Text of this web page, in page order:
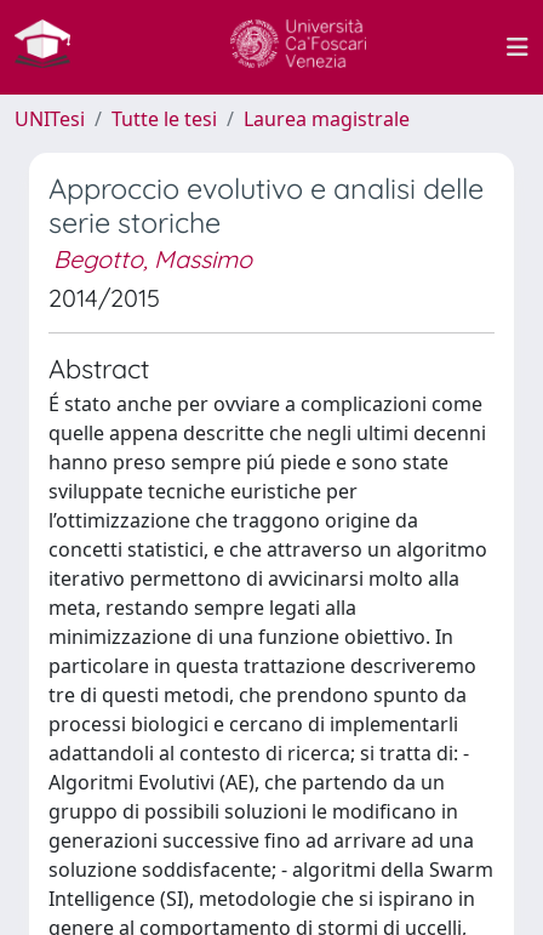
UNITesi Tutte le tesi Laurea magistrale
Approccio evolutivo e analisi delle
serie storiche
Begotto, Massimo
2014/2015
Abstract
É stato anche per ovviare a complicazioni come
quelle appena descritte che negli ultimi decenni
hanno preso sempre piú piede e sono state
sviluppate tecniche euristiche per
l’ottimizzazione che traggono origine da
concetti statistici, e che attraverso un algoritmo
iterativo permettono di avvicinarsi molto alla
meta, restando sempre legati alla
minimizzazione di una funzione obiettivo. In
particolare in questa trattazione descriveremo
tre di questi metodi, che prendono spunto da
processi biologici e cercano di implementarli
adattandoli al contesto di ricerca; si tratta di: -
Algoritmi Evolutivi (AE), che partendo da un
gruppo di possibili soluzioni le modificano in
generazioni successive fino ad arrivare ad una
soluzione soddisfacente; - algoritmi della Swarm
Intelligence (SI), metodologie che si ispirano in
genere al comportamento di stormi di uccelli,